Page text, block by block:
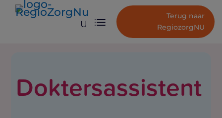
U
Terug naar
RegiozorgNU
Doktersassistent